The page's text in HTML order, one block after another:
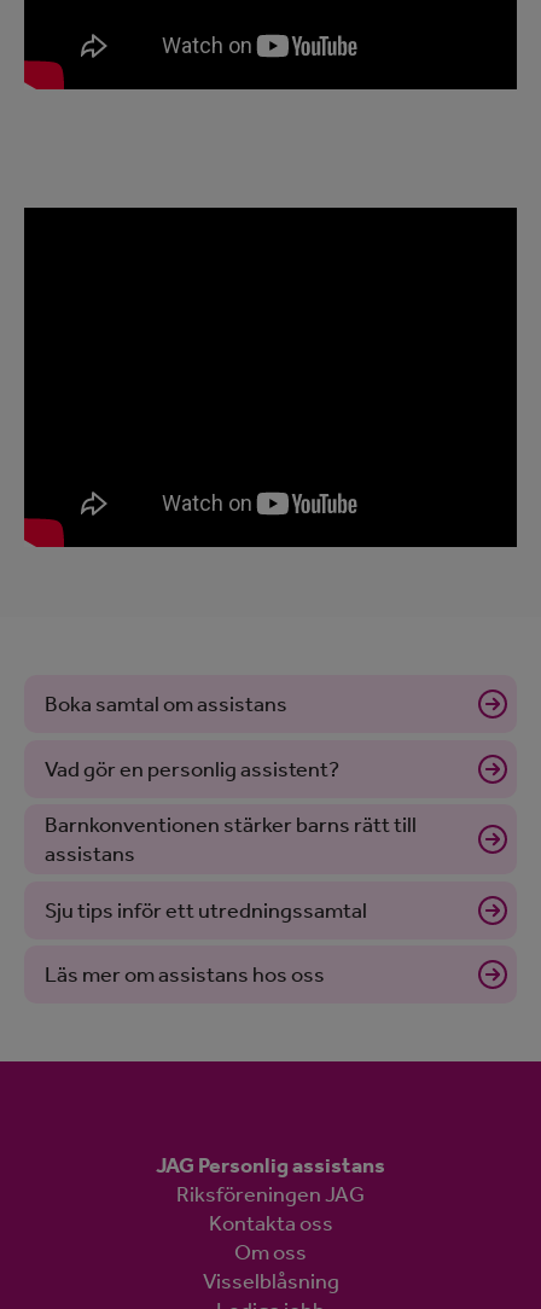
Boka samtal om assistans
Vad gör en personlig assistent?
Barnkonventionen stärker barns rätt till
assistans
Sju tips inför ett utredningssamtal
Läs mer om assistans hos oss
JAG Personlig assistans
Riksföreningen JAG
Kontakta oss
Om oss
Visselblåsning